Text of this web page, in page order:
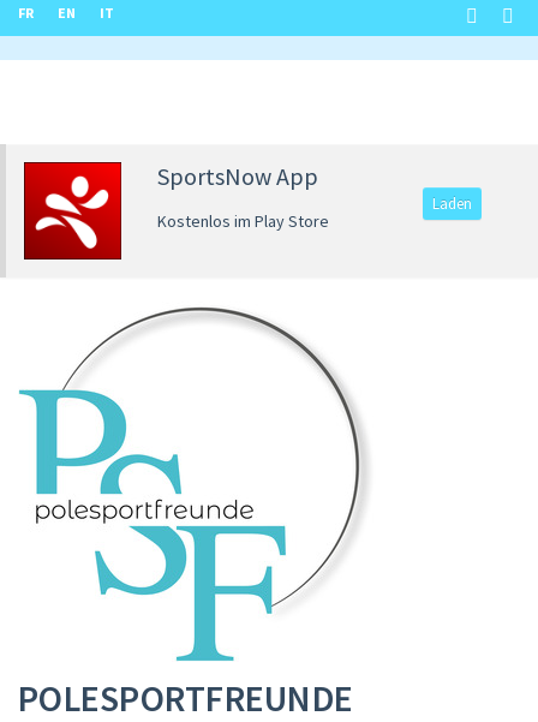
FR EN IT
SportsNow App
Kostenlos im Play Store
Laden
POLESPORTFREUNDE